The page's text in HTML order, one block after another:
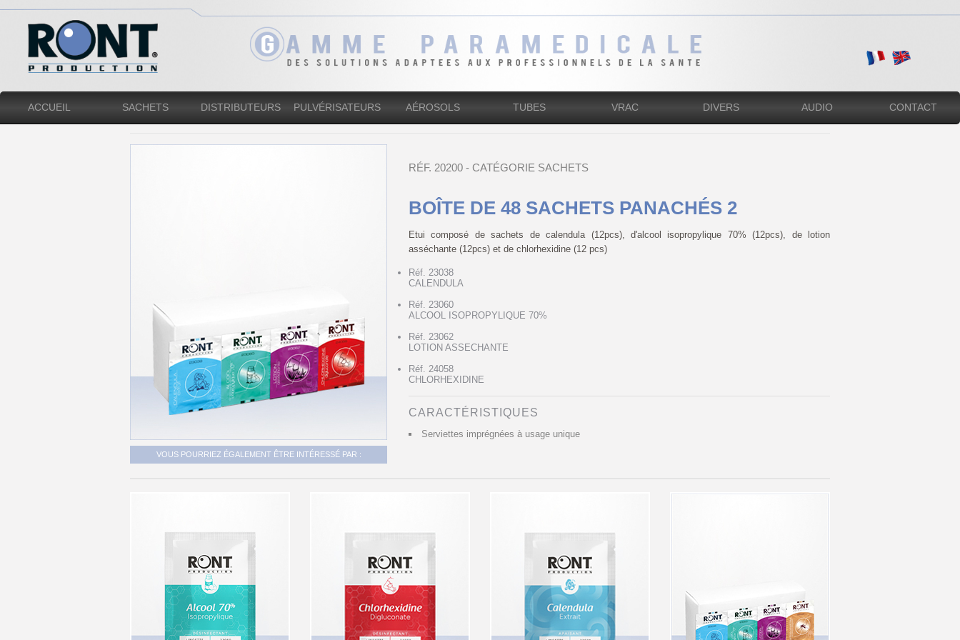
ACCUEIL SACHETS DISTRIBUTEURS PULVÉRISATEURS AÉROSOLS TUBES VRAC DIVERS AUDIO CONTACT
VOUS POURRIEZ ÉGALEMENT ÊTRE INTÉRESSÉ PAR :
RÉF. 20200 - CATÉGORIE SACHETS
BOÎTE DE 48 SACHETS PANACHÉS 2
Etui composé de sachets de calendula (12pcs), d'alcool isopropylique 70% (12pcs), de lotion
asséchante (12pcs) et de chlorhexidine (12 pcs)
Réf. 23038
CALENDULA
Réf. 23060
ALCOOL ISOPROPYLIQUE 70%
Réf. 23062
LOTION ASSECHANTE
Réf. 24058
CHLORHEXIDINE
CARACTÉRISTIQUES
Serviettes imprégnées à usage unique